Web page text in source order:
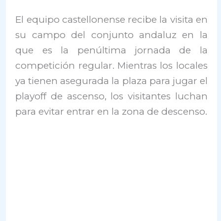
El equipo castellonense recibe la visita en
su campo del conjunto andaluz en la
que es la penúltima jornada de la
competición regular. Mientras los locales
ya tienen asegurada la plaza para jugar el
playoff de ascenso, los visitantes luchan
para evitar entrar en la zona de descenso.